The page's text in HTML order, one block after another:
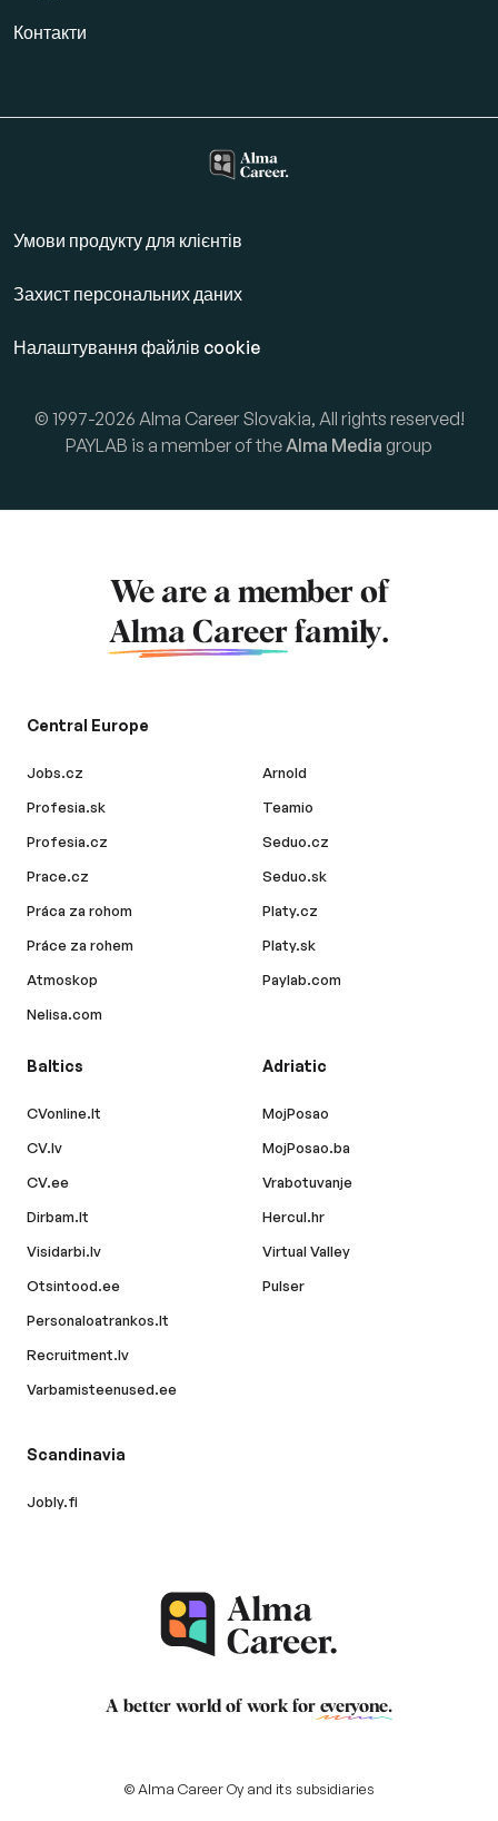
Контакти
Умови продукту для клієнтів
Захист персональних даних
Налаштування файлів cookie
© 1997-2026 Alma Career Slovakia, All rights reserved!
PAYLAB is a member of the Alma Media group
We are a member of
Alma Career family.
Central Europe
Jobs.cz
Profesia.sk
Profesia.cz
Prace.cz
Práca za rohom
Práce za rohem
Atmoskop
Nelisa.com
Arnold
Teamio
Seduo.cz
Seduo.sk
Platy.cz
Platy.sk
Paylab.com
Baltics
CVonline.lt
CV.lv
CV.ee
Dirbam.lt
Visidarbi.lv
Otsintood.ee
Personaloatrankos.lt
Recruitment.lv
Varbamisteenused.ee
Adriatic
MojPosao
MojPosao.ba
Vrabotuvanje
Hercul.hr
Virtual Valley
Pulser
Scandinavia
Jobly.fi
A better world of work for everyone.
© Alma Career Oy and its subsidiaries